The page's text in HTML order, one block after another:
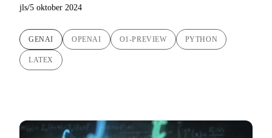
jls/5 oktober 2024
GENAI OPENAI O1-PREVIEW PYTHON
LATEX